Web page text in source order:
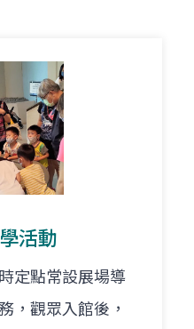
活動
定點常設展場導
，觀眾入館後，